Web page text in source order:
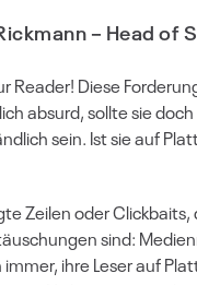
– Head of
Reader! Diese
absurd, sollte sie doch
sein. Ist sie auf
Zeilen oder Clickbaits,
sind:
immer, ihre Leser auf